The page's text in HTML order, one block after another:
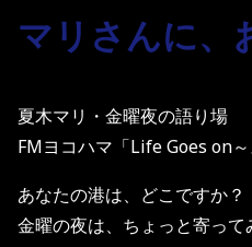
マリさんに、
夏木マリ・金曜夜の語り場
FMヨコハマ「Life Goes on～
あなたの港は、どこですか？
金曜の夜は、ちょっと寄って